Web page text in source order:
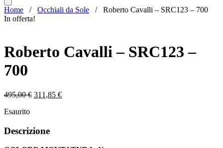
Home / Occhiali da Sole / Roberto Cavalli – SRC123 – 700
In offerta!
Roberto Cavalli – SRC123 –
700
495,00€ Il
495,00 €.
311,85 €Il
Esaurito
Descrizione